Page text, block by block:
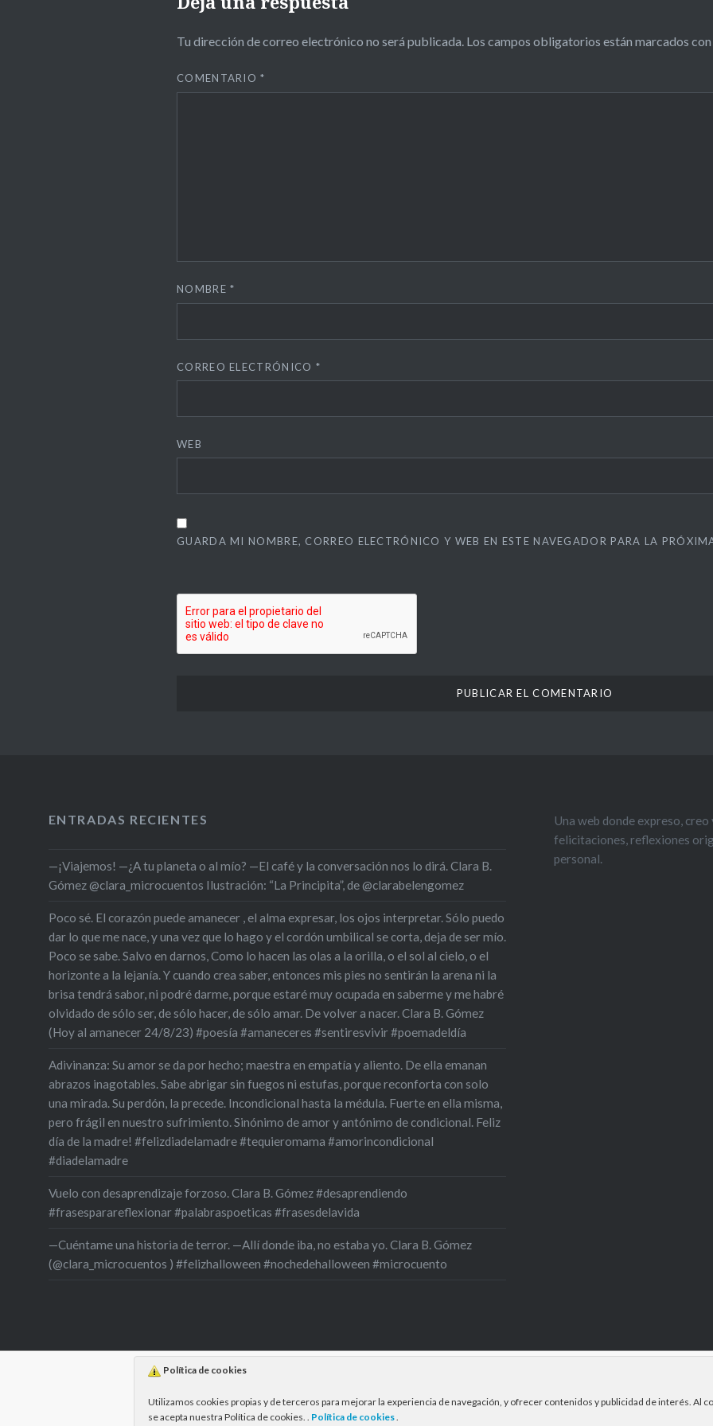
Política de cookies
Utilizamos cookies propias y de terceros para mejorar la experiencia de navegación, y ofrecer contenidos y publicidad de interés. Al
se acepta nuestra Política de cookies. . Política de cookies.
Tu dirección de correo electrónico no será publicada. Los campos obligatorios están marcados con
COMENTARIO*
NOMBRE*
CORREO ELECTRÓNICO *
WEB
GUARDA MI NOMBRE, CORREO ELECTRÓNICO Y WEB EN ESTE NAVEGADOR PARA LA
ENTRADAS RECIENTES
—¡Viajemos! —¿A tu planeta o al mío? —El café y la conversación nos lo dirá. Clara B.
Gómez @clara_microcuentos Ilustración: “La Principita”, de @clarabelengomez
Poco sé. El corazón puede amanecer , el alma expresar, los ojos interpretar. Sólo puedo
dar lo que me nace, y una vez que lo hago y el cordón umbilical se corta, deja de ser mío.
Poco se sabe. Salvo en darnos, Como lo hacen las olas a la orilla, o el sol al cielo, o el
horizonte a la lejanía. Y cuando crea saber, entonces mis pies no sentirán la arena ni la
brisa tendrá sabor, ni podré darme, porque estaré muy ocupada en saberme y me habré
olvidado de sólo ser, de sólo hacer, de sólo amar. De volver a nacer. Clara B. Gómez
(Hoy al amanecer 24/8/23) #poesía #amaneceres #sentiresvivir #poemadeldía
Adivinanza: Su amor se da por hecho; maestra en empatía y aliento. De ella emanan
abrazos inagotables. Sabe abrigar sin fuegos ni estufas, porque reconforta con solo
una mirada. Su perdón, la precede. Incondicional hasta la médula. Fuerte en ella misma,
pero frágil en nuestro sufrimiento. Sinónimo de amor y antónimo de condicional. Feliz
día de la madre! #felizdiadelamadre #tequieromama #amorincondicional
#diadelamadre
Vuelo con desaprendizaje forzoso. Clara B. Gómez #desaprendiendo
#frasesparareflexionar #palabraspoeticas #frasesdelavida
—Cuéntame una historia de terror. —Allí donde iba, no estaba yo. Clara B. Gómez
(@clara_microcuentos ) #felizhalloween #nochedehalloween #microcuento
Una web donde expreso,
felicitaciones, reflexiones
personal.